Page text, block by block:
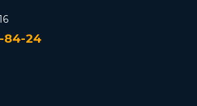
84-24